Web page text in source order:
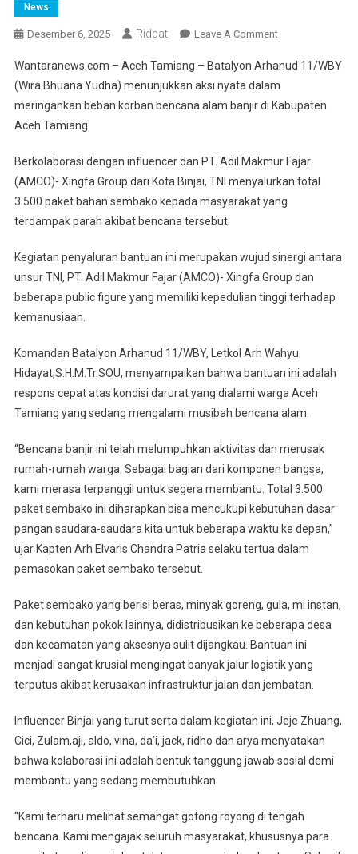
News
Desember 6, 2025 Ridcat Leave A CommentOn
Tanpa
Batas:
Yonarhanud
Adil
Makmur
Fajar
Xingfa
Group
Dan
Sembako
Untuk
Banjir
Aceh
Tamiang
Wantaranews.com – Aceh Tamiang – Batalyon Arhanud 11/WBY
(Wira Bhuana Yudha) menunjukkan aksi nyata dalam
meringankan beban korban bencana alam banjir di Kabupaten
Aceh Tamiang.
Berkolaborasi dengan influencer dan PT. Adil Makmur Fajar
(AMCO)- Xingfa Group dari Kota Binjai, TNI menyalurkan total
3.500 paket bahan sembako kepada masyarakat yang
terdampak parah akibat bencana tersebut.
Kegiatan penyaluran bantuan ini merupakan wujud sinergi antara
unsur TNI, PT. Adil Makmur Fajar (AMCO)- Xingfa Group dan
beberapa public figure yang memiliki kepedulian tinggi terhadap
kemanusiaan.
Komandan Batalyon Arhanud 11/WBY, Letkol Arh Wahyu
Hidayat,S.H.M.Tr.SOU, menyampaikan bahwa bantuan ini adalah
respons cepat atas kondisi darurat yang dialami warga Aceh
Tamiang yang sedang mengalami musibah bencana alam.
“Bencana banjir ini telah melumpuhkan aktivitas dan merusak
rumah-rumah warga. Sebagai bagian dari komponen bangsa,
kami merasa terpanggil untuk segera membantu. Total 3.500
paket sembako ini diharapkan bisa mencukupi kebutuhan dasar
pangan saudara-saudara kita untuk beberapa waktu ke depan,”
ujar Kapten Arh Elvaris Chandra Patria selaku tertua dalam
pemasokan paket sembako tersebut.
Paket sembako yang berisi beras, minyak goreng, gula, mi instan,
dan kebutuhan pokok lainnya, didistribusikan ke beberapa desa
dan kecamatan yang aksesnya sulit dijangkau. Bantuan ini
menjadi sangat krusial mengingat banyak jalur logistik yang
terputus akibat kerusakan infrastruktur jalan dan jembatan.
Influencer Binjai yang turut serta dalam kegiatan ini, Jeje Zhuang,
Cici, Zulam,aji, aldo, vina, da’i, jack, ridho dan arya menyatakan
bahwa kolaborasi ini adalah bentuk tanggung jawab sosial demi
membantu yang sedang membutuhkan.
“Kami terharu melihat semangat gotong royong di tengah
bencana. Kami mengajak seluruh masyarakat, khususnya para